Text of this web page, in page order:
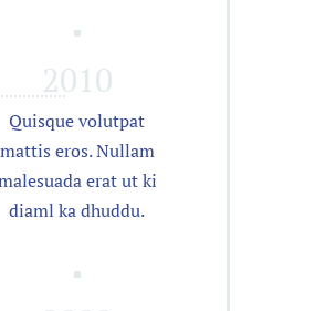
2010
Quisque volutpat
mattis eros. Nullam
erat ut ki
diaml ka dhuddu.